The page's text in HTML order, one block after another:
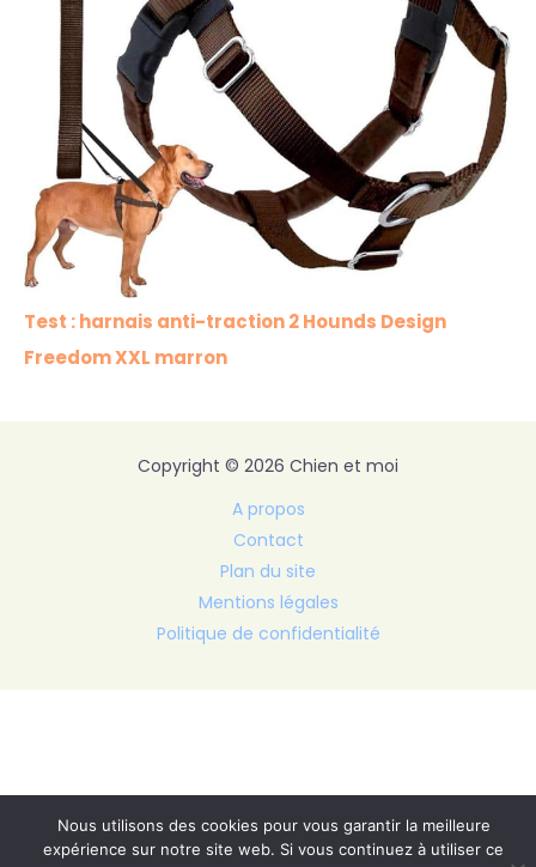
Test : harnais anti-traction 2 Hounds Design
Freedom XXL marron
Copyright © 2026 Chien et moi
A propos
Contact
Plan du site
Mentions légales
Politique de confidentialité
Nous utilisons des cookies pour vous garantir la meilleure
expérience sur notre site web. Si vous continuez à utiliser ce